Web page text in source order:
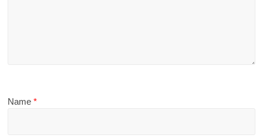
Name*